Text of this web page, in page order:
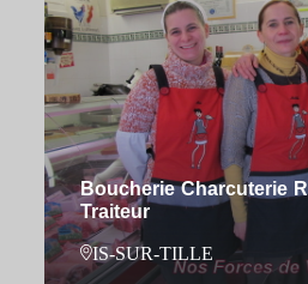
Boucherie Charcuterie
Traiteur
IS-SUR-TILLE